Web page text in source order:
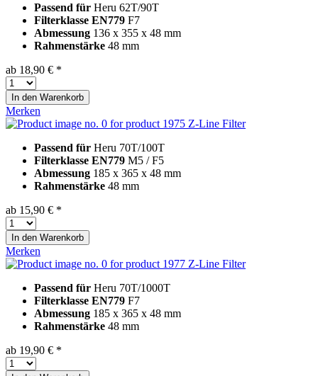
Passend für Heru 62T/90T
Filterklasse EN779 F7
Abmessung 136 x 355 x 48 mm
Rahmenstärke 48 mm
ab 18,90 € *
In den Warenkorb
Merken
Z-Line Filter
Passend für Heru 70T/100T
Filterklasse EN779 M5 / F5
Abmessung 185 x 365 x 48 mm
Rahmenstärke 48 mm
ab 15,90 € *
In den Warenkorb
Merken
Z-Line Filter
Passend für Heru 70T/1000T
Filterklasse EN779 F7
Abmessung 185 x 365 x 48 mm
Rahmenstärke 48 mm
ab 19,90 € *